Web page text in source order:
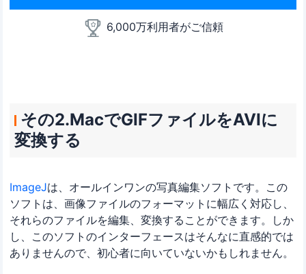
6,000万利用者がご信頼
その2.MacでGIFファイルをAVIに
変換する
ImageJは、オールインワンの写真編集ソフトです。この
ソフトは、画像ファイルのフォーマットに幅広く対応し、
それらのファイルを編集、変換することができます。しか
し、このソフトのインターフェースはそんなに直感的では
ありませんので、初心者に向いていないかもしれません。